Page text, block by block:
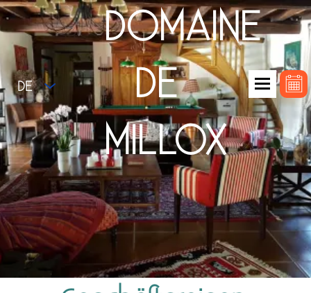
DE
DOMAINE
DE
MILLOX